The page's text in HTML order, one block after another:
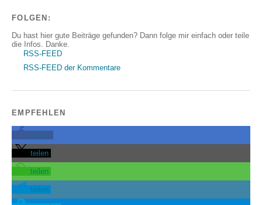
FOLGEN:
Du hast hier gute Beiträge gefunden? Dann folge mir einfach oder teile
die Infos. Danke.
RSS-FEED
RSS-FEED der Kommentare
EMPFEHLEN
teilen
teilen
teilen
teilen